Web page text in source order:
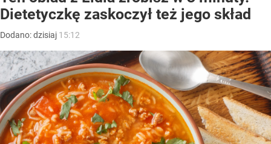
Dietetyczkę zaskoczył też jego skład
Dodano:dzisiaj 15:12